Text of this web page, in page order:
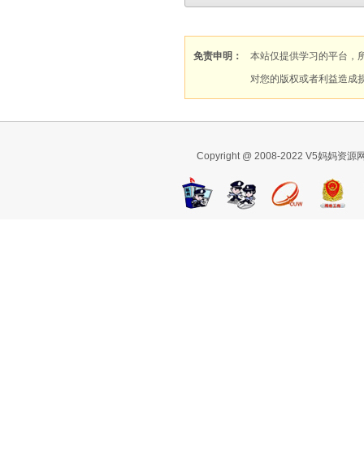
免责申明：
本站仅提供学习的平台，
对您的版权或者利益造成
Copyright @ 2008-2022 V5妈妈资源